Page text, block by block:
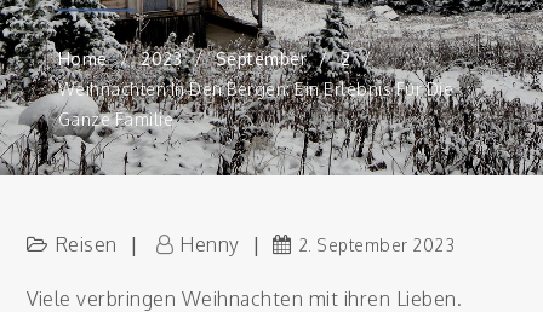
Home 2023 September 2
Weihnachten In Den Bergen: Ein Erlebnis Für Die
Ganze Familie
Reisen Henny 2. September 2023
Viele verbringen Weihnachten mit ihren Lieben.